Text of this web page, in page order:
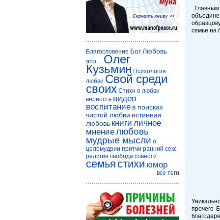
семье на
прочего
Благословение БогЛюбовь
это...
Олег
Кузьмин Психология
любви Свой среди
своих Стихи о любви
верность видео
воспитание в поисках
чистой любви истинная
любовь книги личное
мнениелюбовь
мудрые мысли о
целомудрии притчи ранний секс
религия свобода совести
семья стихи юмор
все теги